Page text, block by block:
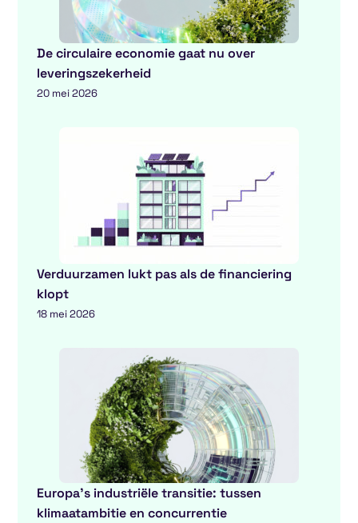
De circulaire economie gaat nu over
leveringszekerheid
20 mei 2026
Verduurzamen lukt pas als de financiering
klopt
18 mei 2026
Europa’s industriële transitie: tussen
klimaatambitie en concurrentie